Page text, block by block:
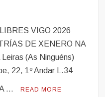
VIGO 2026
DE XENERO NA
(As Ninguéns)
22, 1º Andar L.34
… READ MORE